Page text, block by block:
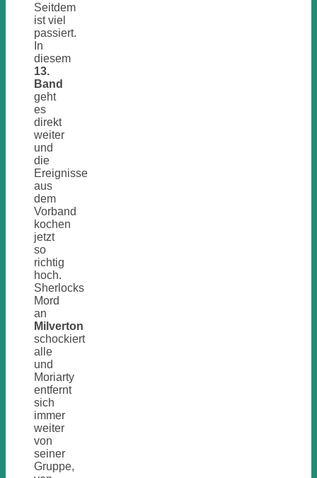
Seitdem
ist viel
passiert.
In
diesem
13.
Band
geht
es
direkt
weiter
und
die
Ereignisse
aus
dem
Vorband
kochen
jetzt
so
richtig
hoch.
Sherlocks
Mord
an
Milverton
schockiert
alle
und
Moriarty
entfernt
sich
immer
weiter
von
seiner
Gruppe,